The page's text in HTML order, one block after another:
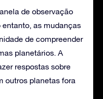
de observação
as mudanças
de compreender
planetários. A
respostas sobre
outros planetas fora